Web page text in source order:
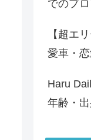
でのプ
【超エ
愛車・
Haru
年齢・